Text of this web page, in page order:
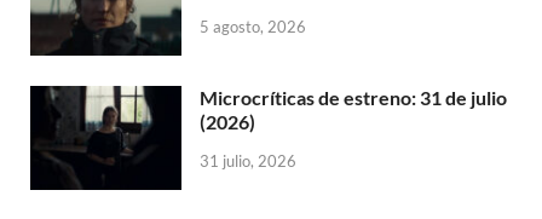
5 agosto, 2026
Microcríticas de estreno: 31 de julio
(2026)
31 julio, 2026